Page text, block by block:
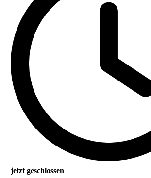
jetzt geschlossen